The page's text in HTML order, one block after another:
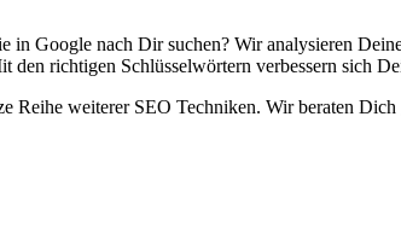
Google nach Dir suchen? Wir analysieren
richtigen Schlüsselwörtern verbessern sich
Reihe weiterer SEO Techniken. Wir beraten Dich